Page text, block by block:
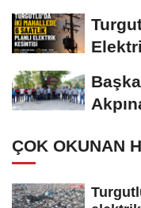
ÇOK OKUNAN